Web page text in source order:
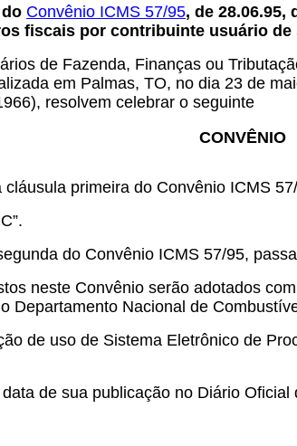
Convênio ICMS 57/95, de
fiscais por contribuinte usuário
de Fazenda, Finanças ou
em Palmas, TO, no dia 23 de
resolvem celebrar o seguinte
CONVÊNIO
primeira do Convênio ICMS
do Convênio ICMS 57/95,
neste Convênio serão adotados
Departamento Nacional de
de uso de Sistema Eletrônico de
de sua publicação no Diário Oficial